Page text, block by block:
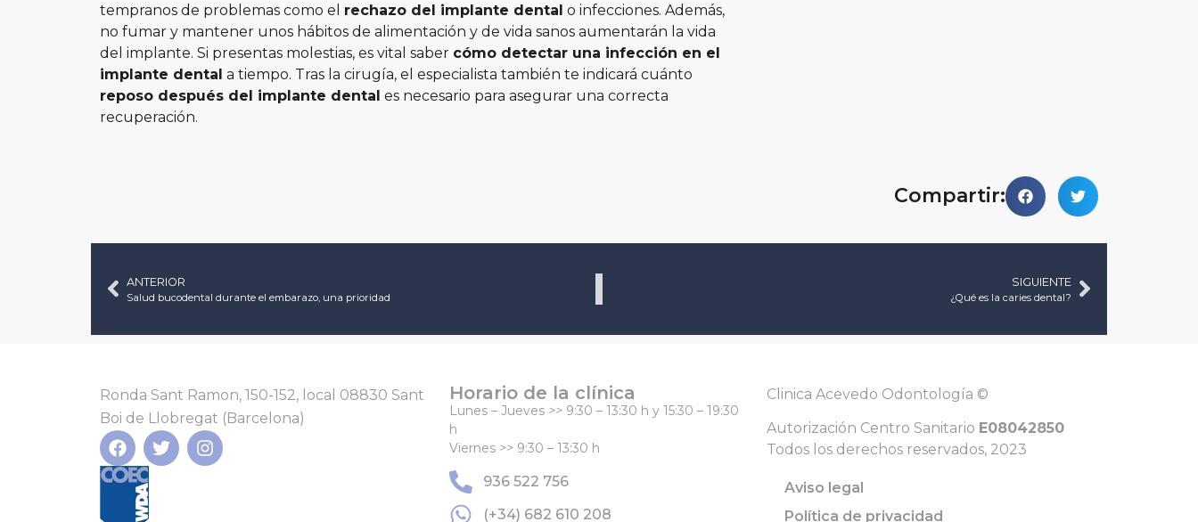
tempranos de problemas como el rechazo del implante dental o infecciones. Además,
no fumar y mantener unos hábitos de alimentación y de vida sanos aumentarán la vida
del implante. Si presentas molestias, es vital saber cómo detectar una infección en el
implante dental a tiempo. Tras la cirugía, el especialista también te indicará cuánto
reposo después del implante dental es necesario para asegurar una correcta
recuperación.
Compartir:
ANTERIOR
Salud bucodental durante el embarazo, una prioridad
SIGUIENTE
¿Qué es la caries dental?
Ronda Sant Ramon, 150-152, local 08830 Sant
Boi de Llobregat (Barcelona)
Horario de la clínica
Lunes – Jueves >> 9:30 – 13:30 h y 15:30 – 19:30
h
Viernes >> 9:30 – 13:30 h
936 522 756
(+34) 682 610 208
Clinica Acevedo Odontología ©
Autorización Centro Sanitario E08042850
Todos los derechos reservados, 2023
Aviso legal
Política de privacidad